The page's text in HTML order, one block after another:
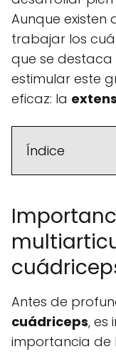
Aunque existen
trabajar los
que se
estimular este
eficaz: la
Índice
Antes de
cuádriceps, es
importancia de